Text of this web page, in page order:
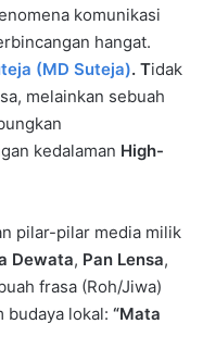
komunikasi
hangat.
(MD Suteja). Tidak
melainkan sebuah
kedalaman High-
pilar-pilar media milik
Dewata, Pan Lensa,
frasa (Roh/Jiwa)
budaya lokal: “Mata